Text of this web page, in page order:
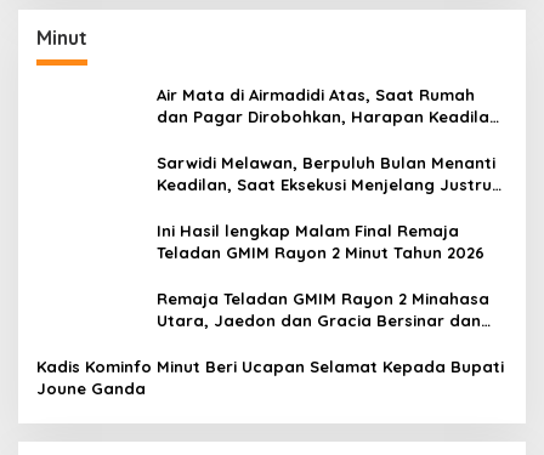
Minut
Air Mata di Airmadidi Atas, Saat Rumah
dan Pagar Dirobohkan, Harapan Keadilan
Sarwidi Melawan, Berpuluh Bulan Menanti
Keadilan, Saat Eksekusi Menjelang Justru
Ini Hasil lengkap Malam Final Remaja
Teladan GMIM Rayon 2 Minut Tahun 2026
Remaja Teladan GMIM Rayon 2 Minahasa
Utara, Jaedon dan Gracia Bersinar dan
Kadis Kominfo Minut Beri Ucapan Selamat Kepada Bupati
Joune Ganda